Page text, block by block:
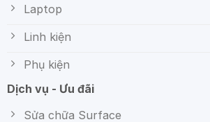
Laptop
Linh kiện
Phụ kiện
Dịch vụ - Ưu đãi
Sửa chữa Surface